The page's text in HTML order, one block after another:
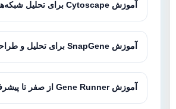
آموزش Cytoscape برای تحلیل شبکه‌های زیستی
آموزش SnapGene برای تحلیل و طراحی DNA
آموزش Gene Runner از صفر تا پیشرفته